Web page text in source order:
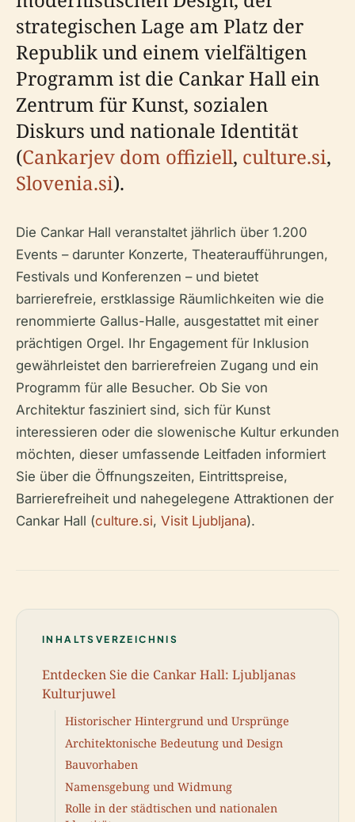
strategischen Lage am Platz der
Republik und einem vielfältigen
Programm ist die Cankar Hall ein
Zentrum für Kunst, sozialen
Diskurs und nationale Identität
(Cankarjev dom offiziell, culture.si,
Slovenia.si).
Die Cankar Hall veranstaltet jährlich über 1.200
Events – darunter Konzerte, Theateraufführungen,
Festivals und Konferenzen – und bietet
barrierefreie, erstklassige Räumlichkeiten wie die
renommierte Gallus-Halle, ausgestattet mit einer
prächtigen Orgel. Ihr Engagement für Inklusion
gewährleistet den barrierefreien Zugang und ein
Programm für alle Besucher. Ob Sie von
Architektur fasziniert sind, sich für Kunst
interessieren oder die slowenische Kultur erkunden
möchten, dieser umfassende Leitfaden informiert
Sie über die Öffnungszeiten, Eintrittspreise,
Barrierefreiheit und nahegelegene Attraktionen der
Cankar Hall (culture.si, Visit Ljubljana).
INHALTSVERZEICHNIS
Entdecken Sie die Cankar Hall: Ljubljanas
Kulturjuwel
Historischer Hintergrund und Ursprünge
Architektonische Bedeutung und Design
Bauvorhaben
Namensgebung und Widmung
Rolle in der städtischen und nationalen